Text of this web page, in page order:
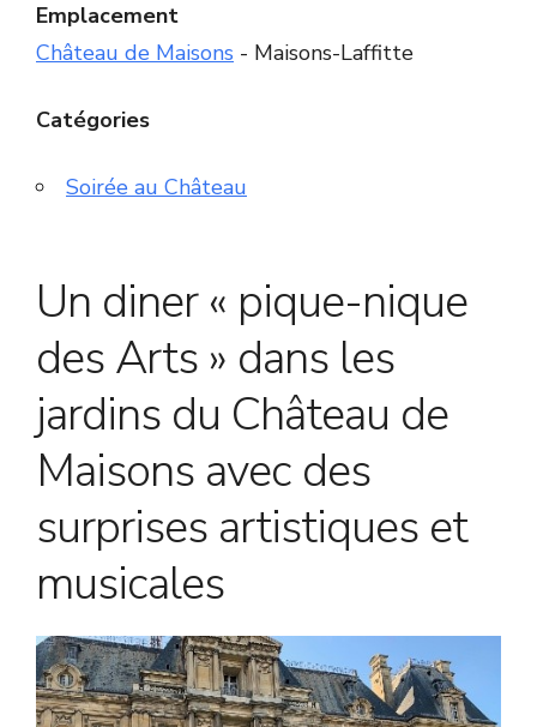
Emplacement
Château de Maisons - Maisons-Laffitte
Catégories
Soirée au Château
Un diner « pique-nique
des Arts » dans les
jardins du Château de
Maisons avec des
surprises artistiques et
musicales